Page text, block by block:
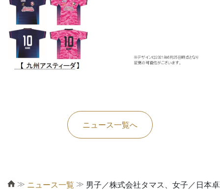
ニュース一覧へ
≫ ニュース一覧 ≫ 男子／株式会社タマス、女子／日